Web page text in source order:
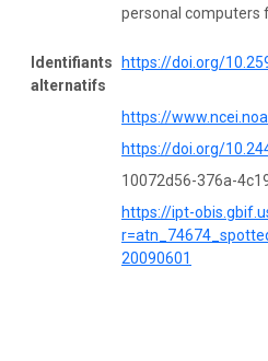
personal computers
Identifiants
alternatifs
https://doi.org/
https://
https://doi.org/
10072d56-376a-
https://ipt-
20090601